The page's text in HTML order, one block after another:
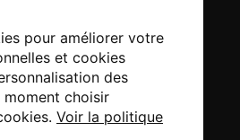
pour améliorer votre
et cookies
des
moment choisir
Voir la politique
Notre
les
place de